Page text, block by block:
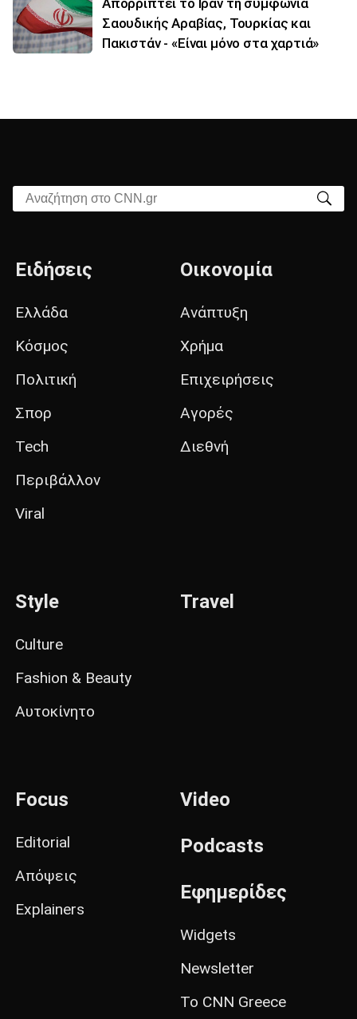
Απορρίπτει το Ιράν τη συμφωνία
Σαουδικής Αραβίας, Τουρκίας και
Πακιστάν - «Είναι μόνο στα χαρτιά»
Αναζήτηση στο CNN.gr
Ειδήσεις
Ελλάδα
Κόσμος
Πολιτική
Σπορ
Tech
Περιβάλλον
Viral
Οικονομία
Ανάπτυξη
Χρήμα
Επιχειρήσεις
Αγορές
Διεθνή
Style
Culture
Fashion & Beauty
Αυτοκίνητο
Travel
Focus
Editorial
Απόψεις
Explainers
Video
Podcasts
Εφημερίδες
Widgets
Newsletter
Το CNN Greece